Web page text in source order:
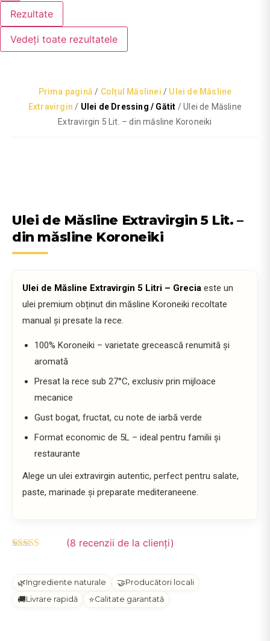
Rezultate
Vedeți toate rezultatele
Prima pagină / Colțul Măslinei / Ulei de Măsline
Extravirgin / Ulei de Dressing / Gătit / Ulei de Măsline
Extravirgin 5 Lit. – din măsline Koroneiki
Ulei de Măsline Extravirgin 5 Lit. –
din măsline Koroneiki
Ulei de Măsline Extravirgin 5 Litri – Grecia este un
ulei premium obținut din măsline Koroneiki recoltate
manual și presate la rece.
100% Koroneiki – varietate grecească renumită și
aromată
Presat la rece sub 27°C, exclusiv prin mijloace
mecanice
Gust bogat, fructat, cu note de iarbă verde
Format economic de 5L – ideal pentru familii și
restaurante
Alege un ulei extravirgin autentic, perfect pentru salate,
paste, marinade și preparate mediteraneene.
evaluări de la
clienți
(8 recenzii de la clienți)
🌿Ingrediente naturale 🤝Producători locali
🚚Livrare rapidă ⭐Calitate garantată